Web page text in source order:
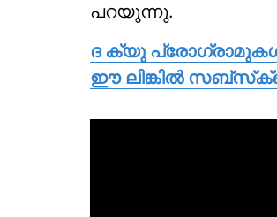
പറയുന്നു.
ദ ക്യു
ഈ ലിങ്കില്‍